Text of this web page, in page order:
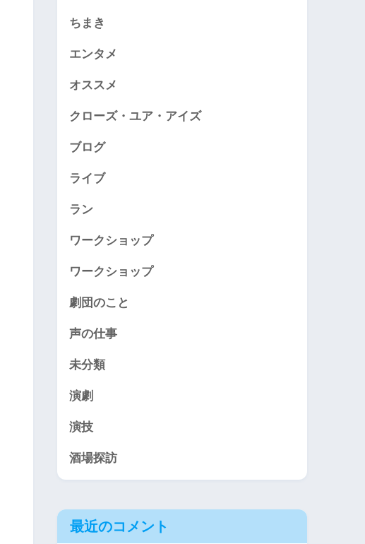
ちまき
エンタメ
オススメ
クローズ・ユア・アイズ
ブログ
ライブ
ラン
ワークショップ
ワークショップ
劇団のこと
声の仕事
未分類
演劇
演技
酒場探訪
最近のコメント